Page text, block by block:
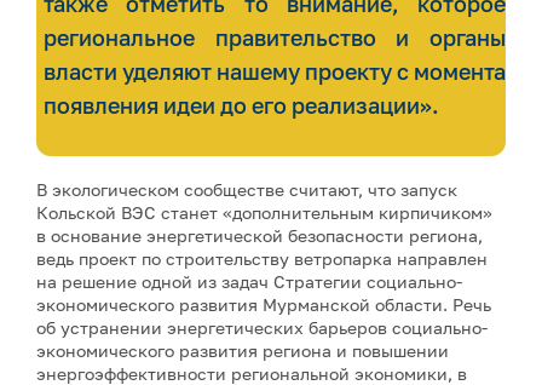
региональное правительство и органы
власти уделяют нашему проекту с момента
появления идеи до его реализации».
В экологическом сообществе считают, что запуск
Кольской ВЭС станет «дополнительным кирпичиком»
в основание энергетической безопасности региона,
ведь проект по строительству ветропарка направлен
на решение одной из задач Стратегии социально-
экономического развития Мурманской области. Речь
об устранении энергетических барьеров социально-
экономического развития региона и повышении
энергоэффективности региональной экономики, в